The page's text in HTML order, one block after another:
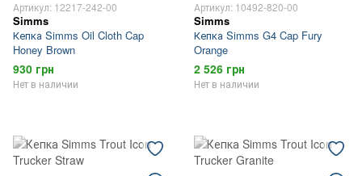
Артикул: 12217-242-00
Simms
Кепка Simms Oil Cloth Cap
Honey Brown
930 грн
Нет в наличии
Артикул: 10492-820-00
Simms
Кепка Simms G4 Cap Fury
Orange
2 526 грн
Нет в наличии